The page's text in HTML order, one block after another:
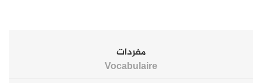
مفردات
Vocabulaire